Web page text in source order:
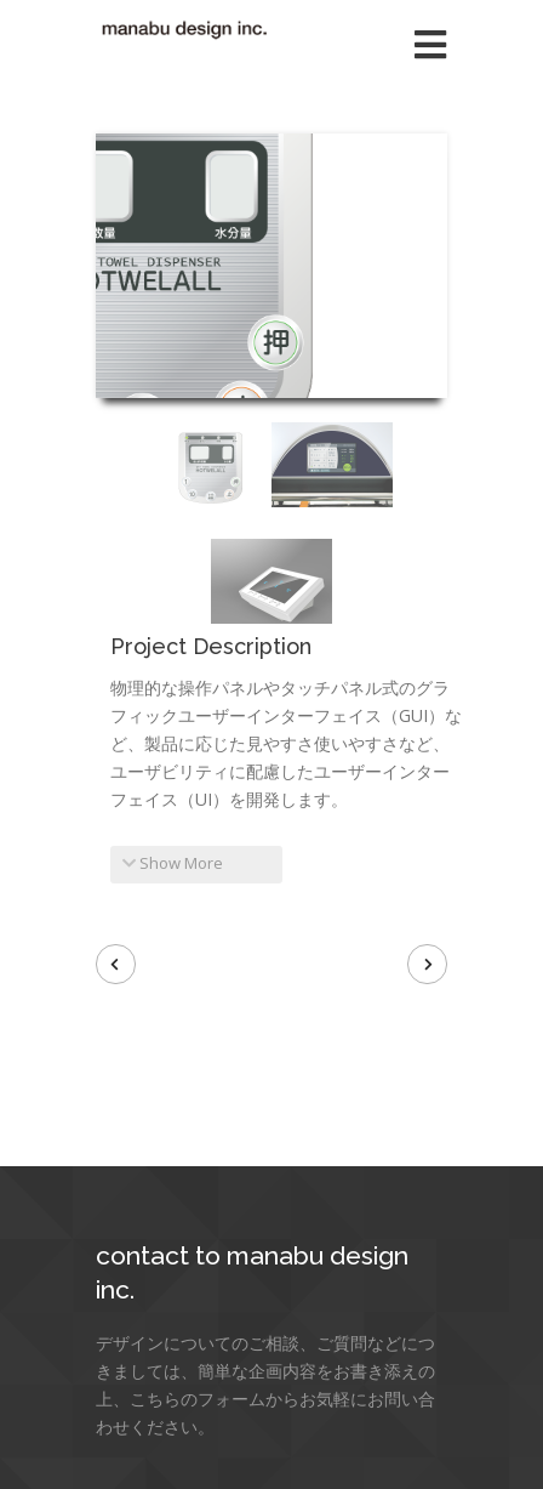
Project Description
物理的な操作パネルやタッチパネル式のグラ
フィックユーザーインターフェイス（GUI）な
ど、製品に応じた見やすさ使いやすさなど、
ユーザビリティに配慮したユーザーインター
フェイス（UI）を開発します。
Show More
contact to manabu design
inc.
デザインについてのご相談、ご質問などにつ
きましては、簡単な企画内容をお書き添えの
上、こちらのフォームからお気軽にお問い合
わせください。